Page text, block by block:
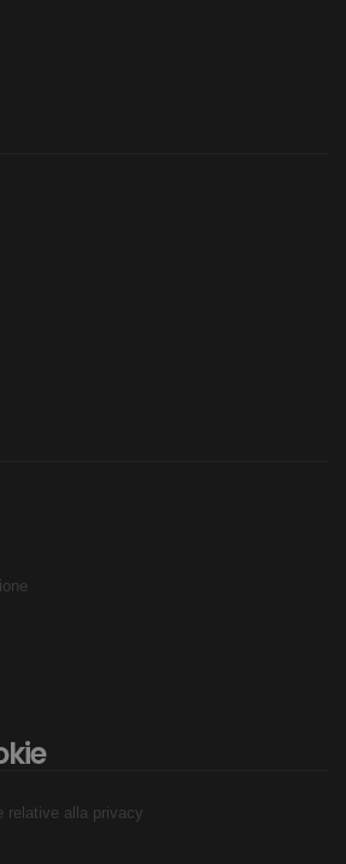
relative alla privacy